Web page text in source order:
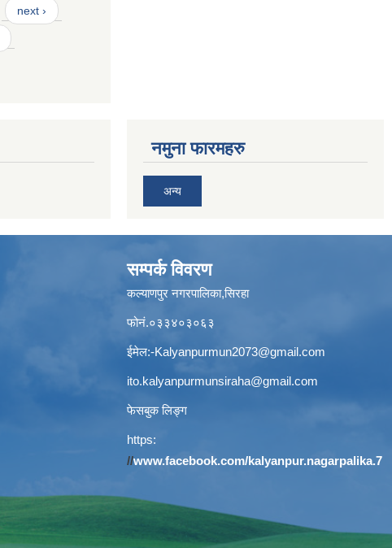
next ›
नमुना फारमहरु
अन्य
सम्पर्क विवरण
कल्याणपुर नगरपालिका,सिरहा
फोनं.०३३४०३०६३
ईमेल:-Kalyanpurmun2073@gmail.com
ito.kalyanpurmunsiraha@gmail.com
फेसबुक लिङ्ग
https:
//www.facebook.com/kalyanpur.nagarpalika.7